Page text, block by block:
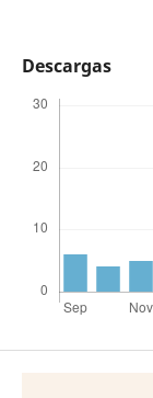
Descargas